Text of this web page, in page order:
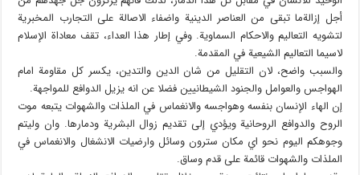
أجل إزالةما تبقى من العناصر الدينية واضفاء الاصالة على التجارب المخبرية
لتشويه التعاليم والاحكام السماوية. وفي إطار هذا العداء، تقف معاداة الإسلام
لاسيما التعاليم الشيعية في المقدمة.
والسبب واضح، لان التقليل من شان الدين والتدين، يكسر كل مقاومة امام
الهواجس والعوامل والجنود الشيطانيين فضلا عن انه يزيل الدوافع للمواجهة.
إن الهاء الإنسان بنفسه وهواجسه والانغماس في الملذات والشهوات يتبعه موت
الروح والدوافع الروحانية ويؤدي إلى تقديم زوال البشرية ودمارها. وان وليتم
وجوهكم اليوم نحو اي مكان سترون وسائل وارضيات الانشغال والانغماس في
الملذات والشهوات قائمة على قدم وساق.